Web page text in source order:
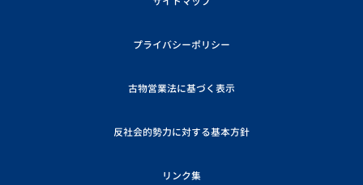
プライバシーポリシー
古物営業法に基づく表示
反社会的勢力に対する基本方針
リンク集